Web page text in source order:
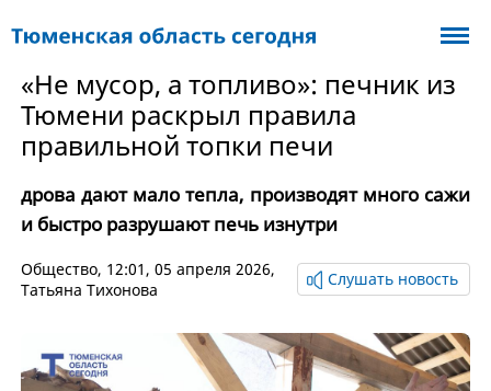
«Не мусор, а топливо»: печник из
Тюмени раскрыл правила
правильной топки печи
дрова дают мало тепла, производят много сажи
и быстро разрушают печь изнутри
Общество, 12:01, 05 апреля 2026,
Татьяна Тихонова
Слушать новость